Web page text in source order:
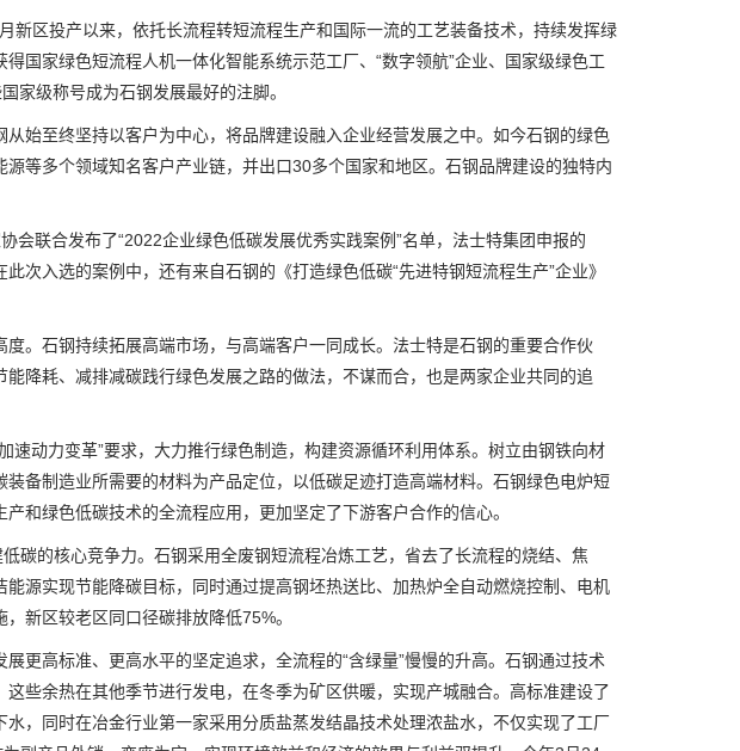
区投产以来，依托长流程转短流程生产和国际一流的工艺装备技术，持续发挥绿
国家绿色短流程人机一体化智能系统示范工厂、“数字领航”企业、国家级绿色工
家级称号成为石钢发展最好的注脚。
至终坚持以客户为中心，将品牌建设融入企业经营发展之中。如今石钢的绿色
等多个领域知名客户产业链，并出口30多个国家和地区。石钢品牌建设的独特内
联合发布了“2022企业绿色低碳发展优秀实践案例”名单，法士特集团申报的
次入选的案例中，还有来自石钢的《打造绿色低碳“先进特钢短流程生产”企业》
石钢持续拓展高端市场，与高端客户一同成长。法士特是石钢的重要合作伙
降耗、减排减碳践行绿色发展之路的做法，不谋而合，也是两家企业共同的追
动力变革”要求，大力推行绿色制造，构建资源循环利用体系。树立由钢铁向材
备制造业所需要的材料为产品定位，以低碳足迹打造高端材料。石钢绿色电炉短
和绿色低碳技术的全流程应用，更加坚定了下游客户合作的信心。
的核心竞争力。石钢采用全废钢短流程冶炼工艺，省去了长流程的烧结、焦
源实现节能降碳目标，同时通过提高钢坯热送比、加热炉全自动燃烧控制、电机
新区较老区同口径碳排放降低75%。
高标准、更高水平的坚定追求，全流程的“含绿量”慢慢的升高。石钢通过技术
些余热在其他季节进行发电，在冬季为矿区供暖，实现产城融合。高标准建设了
，同时在冶金行业第一家采用分质盐蒸发结晶技术处理浓盐水，不仅实现了工厂